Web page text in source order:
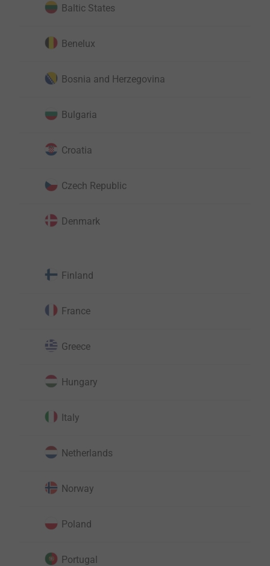
Baltic States
Benelux
Bosnia and Herzegovina
Bulgaria
Croatia
Czech Republic
Denmark
Finland
France
Greece
Hungary
Italy
Netherlands
Norway
Poland
Portugal